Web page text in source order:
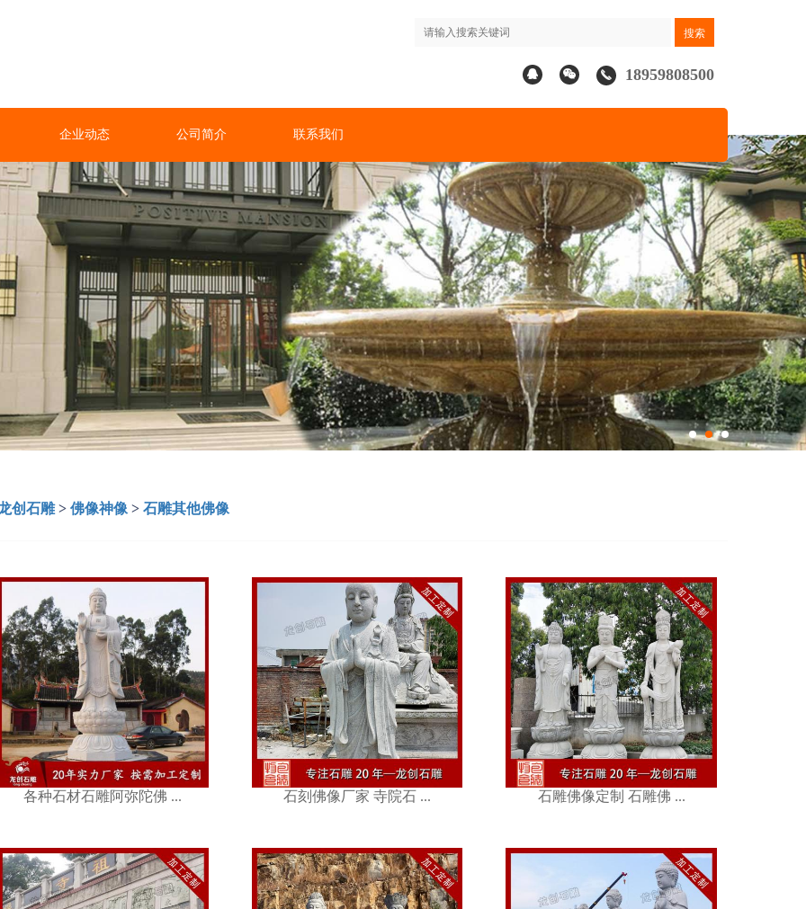
18959808500
企业动态 公司简介 联系我们
创石雕 > 佛像神像 > 石雕其他佛像
各种石材石雕阿弥陀佛 ... 石刻佛像厂家 寺院石 ...
石刻佛像厂家 寺院石 ...
石雕佛像定制 石雕佛 ...
石雕佛像定制 石雕佛 ...